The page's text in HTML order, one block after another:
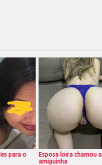
para o
Esposa loira chamou a
amiguinha